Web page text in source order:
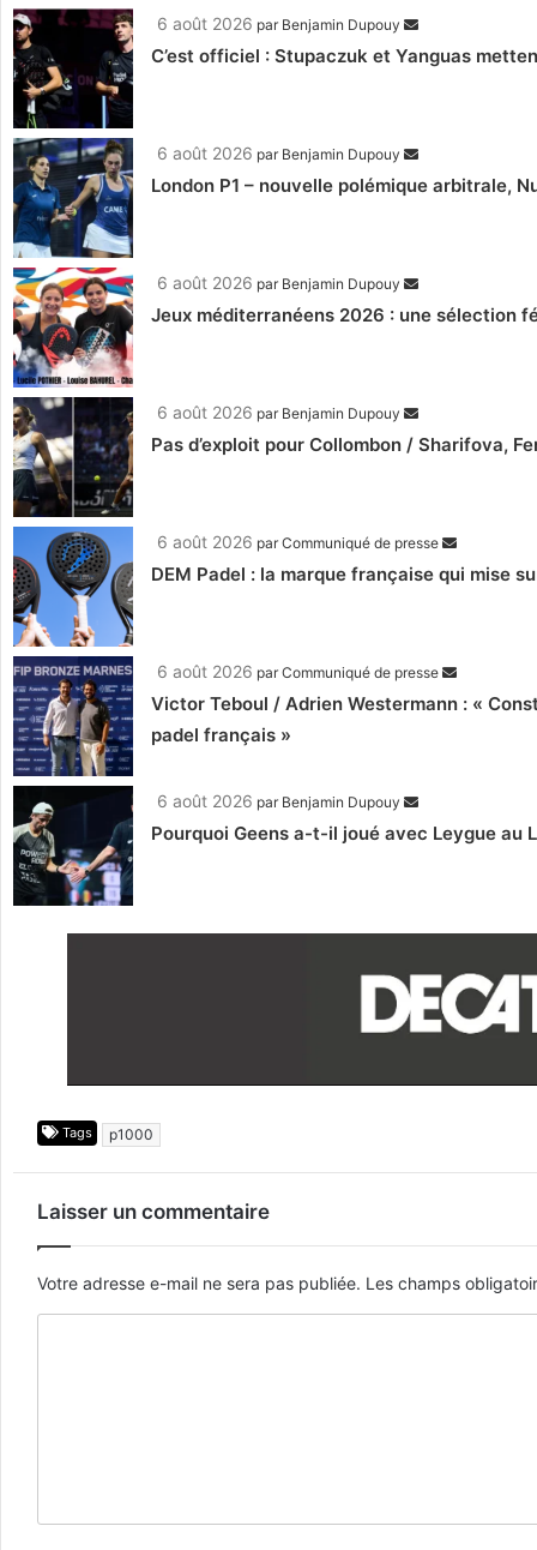
6 août 2026 par Benjamin Dupouy
C’est officiel : Stupaczuk et Yanguas
6 août 2026 par Benjamin Dupouy
London P1 – nouvelle polémique arbitrale,
6 août 2026 par Benjamin Dupouy
Jeux méditerranéens 2026 : une sélection
6 août 2026 par Benjamin Dupouy
Pas d’exploit pour Collombon / Sharifova,
6 août 2026 parCommuniqué de presse
DEM Padel : la marque française qui mise
6 août 2026 parCommuniqué de presse
Victor Teboul / Adrien Westermann : «
padel français »
6 août 2026 par Benjamin Dupouy
Pourquoi Geens a-t-il joué avec Leygue au
Tags p1000
Laisser un commentaire
Votre adresse e-mail ne sera pas publiée. Les champs